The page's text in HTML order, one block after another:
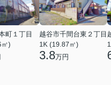
町１丁目
)
越谷市千間台東２丁目
1K (19.87㎡)
3.8万円